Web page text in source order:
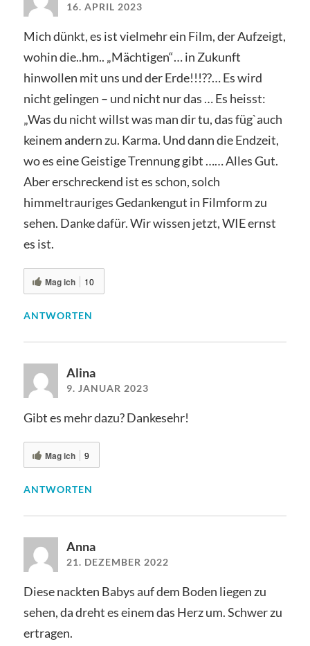
16. APRIL 2023
Mich dünkt, es ist vielmehr ein Film, der Aufzeigt,
wohin die..hm.. „Mächtigen“… in Zukunft
hinwollen mit uns und der Erde!!!??… Es wird
nicht gelingen – und nicht nur das … Es heisst:
„Was du nicht willst was man dir tu, das füg`auch
keinem andern zu. Karma. Und dann die Endzeit,
wo es eine Geistige Trennung gibt …… Alles Gut.
Aber erschreckend ist es schon, solch
himmeltrauriges Gedankengut in Filmform zu
sehen. Danke dafür. Wir wissen jetzt, WIE ernst
es ist.
Mag ich 10
ANTWORTEN
Alina
9. JANUAR 2023
Gibt es mehr dazu? Dankesehr!
Mag ich 9
ANTWORTEN
Anna
21. DEZEMBER 2022
Diese nackten Babys auf dem Boden liegen zu
sehen, da dreht es einem das Herz um. Schwer zu
ertragen.